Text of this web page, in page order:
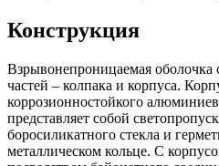
Конструкция
Взрывонепроницаемая оболочка
частей – колпака и корпуса.
коррозионностойкого
представляет собой
боросиликатного стекла и
металлическом кольце. С